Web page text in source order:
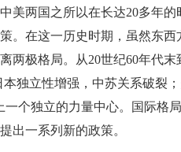
美两国之所以在长达20多年
。在这一历史时期，虽然东
两极格局。从20世纪60年代
本独立性增强，中苏关系破裂
一个独立的力量中心。国际格
出一系列新的政策。